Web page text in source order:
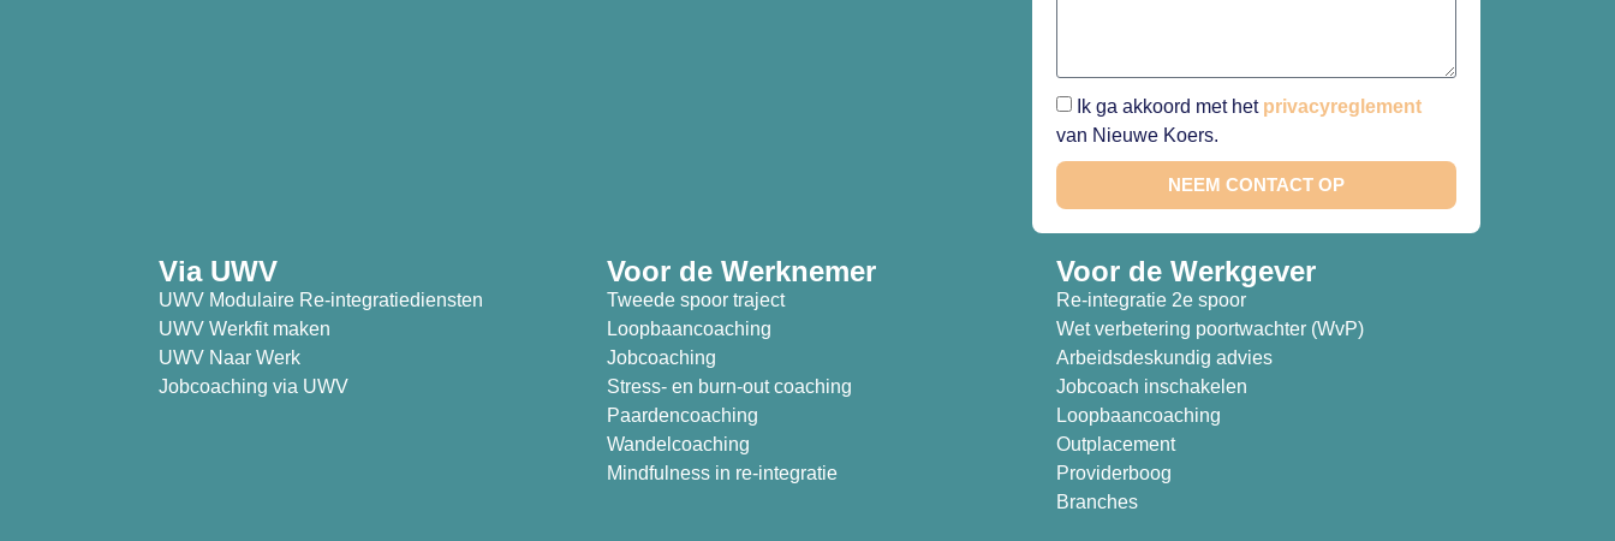
Ik ga akkoord met het privacyreglement
van Nieuwe Koers.
NEEM CONTACT OP
Via UWV
UWV Modulaire Re-integratiediensten
UWV Werkfit maken
UWV Naar Werk
Jobcoaching via UWV
Voor de Werknemer
Tweede spoor traject
Loopbaancoaching
Jobcoaching
Stress- en burn-out coaching
Paardencoaching
Wandelcoaching
Mindfulness in re-integratie
Voor de Werkgever
Re-integratie 2e spoor
Wet verbetering poortwachter (WvP)
Arbeidsdeskundig advies
Jobcoach inschakelen
Loopbaancoaching
Outplacement
Providerboog
Branches